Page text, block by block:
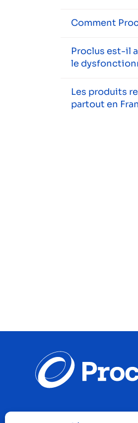
Comment
Proclus est-il
le
Les produits
partout en